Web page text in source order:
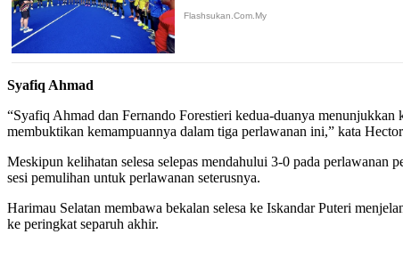
Syafiq Ahmad
“Syafiq Ahmad dan Fernando Forestieri kedua-duanya
membuktikan kemampuannya dalam tiga perlawanan ini,” kata
Meskipun kelihatan selesa selepas mendahului 3-0 pada perlawanan
sesi pemulihan untuk perlawanan seterusnya.
Harimau Selatan membawa bekalan selesa ke Iskandar Puteri
ke peringkat separuh akhir.